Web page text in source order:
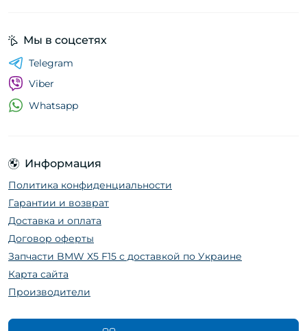
Информация
Политика конфиденциальности
Гарантии и возврат
Доставка и оплата
Договор оферты
Запчасти BMW X5 F15 с доставкой по Украине
Карта сайта
Производители
Мы в соцсетях
Telegram
Viber
Whatsapp